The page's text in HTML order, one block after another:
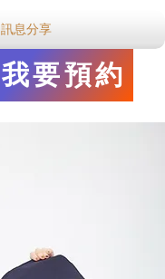
訊息分享
我要預約